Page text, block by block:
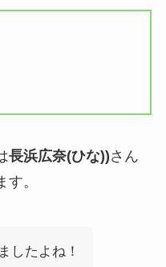
長浜広奈(ひな))さん
。
したよね！